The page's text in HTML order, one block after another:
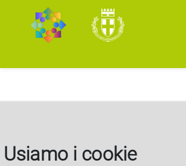
cod. 12/23
Usiamo i cookie